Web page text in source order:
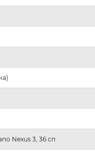
Nexus 3, 36 сп